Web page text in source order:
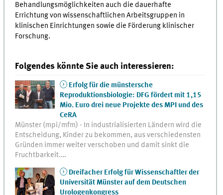
Behandlungsmöglichkeiten auch die dauerhafte
Errichtung von wissenschaftlichen Arbeitsgruppen in
klinischen Einrichtungen sowie die Förderung klinischer
Forschung.
Folgendes könnte Sie auch interessieren:
Erfolg für die münstersche
Reproduktionsbiologie: DFG fördert mit 1,15
Mio. Euro drei neue Projekte des MPI und des
CeRA
Münster (mpi/mfm) - In industrialisierten Ländern wird die
Entscheidung, Kinder zu bekommen, aus verschiedensten
Gründen immer weiter verschoben und damit sinkt die
Fruchtbarkeit.…
Dreifacher Erfolg für Wissenschaftler der
Universität Münster auf dem Deutschen
Urologenkongress